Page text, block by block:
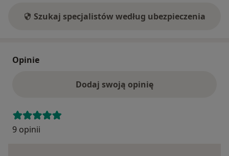
Szukaj specjalistów według ubezpieczenia
Opinie
Dodaj swoją opinię
9 opinii